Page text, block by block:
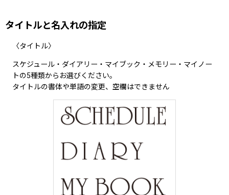
タイトルと名入れの指定
〈タイトル〉
スケジュール・ダイアリー・マイブック・メモリー・マイノー
トの5種類からお選びください。
タイトルの書体や単語の変更、空欄はできません